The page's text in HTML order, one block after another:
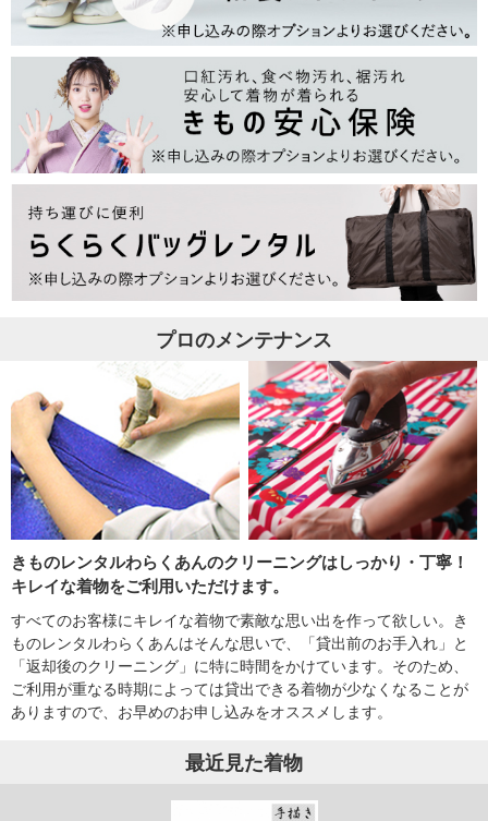
プロのメンテナンス
きものレンタルわらくあんのクリーニングはしっかり・丁寧！
キレイな着物をご利用いただけます。
すべてのお客様にキレイな着物で素敵な思い出を作って欲しい。き
ものレンタルわらくあんはそんな思いで、「貸出前のお手入れ」と
「返却後のクリーニング」に特に時間をかけています。そのため、
ご利用が重なる時期によっては貸出できる着物が少なくなることが
ありますので、お早めのお申し込みをオススメします。
最近見た着物